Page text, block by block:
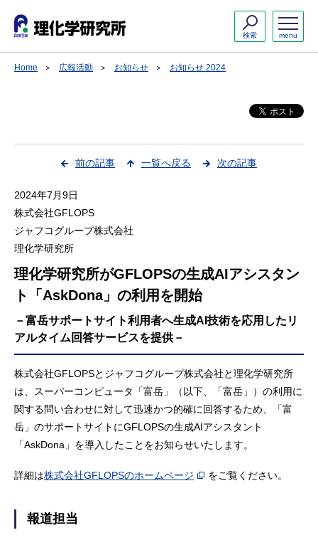
menu
検索
Home 広報活動 お知らせ お知らせ 2024
前の記事 一覧へ戻る 次の記事
2024年7月9日
株式会社GFLOPS
ジャフコグループ株式会社
理化学研究所
理化学研究所がGFLOPSの生成AIアシスタン
ト「AskDona」の利用を開始
－富岳サポートサイト利用者へ生成AI技術を応用したリ
アルタイム回答サービスを提供－
株式会社GFLOPSとジャフコグループ株式会社と理化学研究所
は、スーパーコンピュータ「富岳」（以下、「富岳」）の利用に
関する問い合わせに対して迅速かつ的確に回答するため、「富
岳」のサポートサイトにGFLOPSの生成AIアシスタント
「AskDona」を導入したことをお知らせいたします。
詳細は株式会社GFLOPSのホームページ をご覧ください。
報道担当